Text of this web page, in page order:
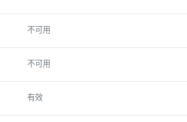
不可用
不可用
有效